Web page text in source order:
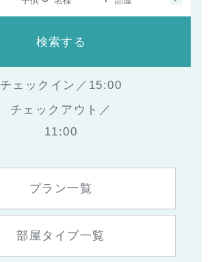
検索する
チェックイン／15:00
チェックアウト／
11:00
プラン一覧
部屋タイプ一覧